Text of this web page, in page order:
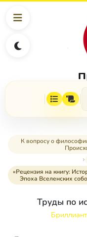
К вопросу о
«Рецензия на книгу:
Эпоха Вселенских
Труды по